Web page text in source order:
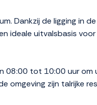
Dankzij de ligging in
ideale uitvalsbasis voor
08:00 tot 10:00 uur om
omgeving zijn talrijke